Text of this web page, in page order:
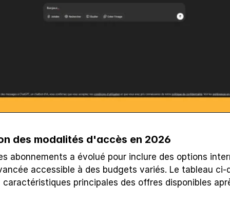
des modalités d'accès en 2026
abonnements a évolué pour inclure des options
accessible à des budgets variés. Le tableau ci-
principales des offres disponibles